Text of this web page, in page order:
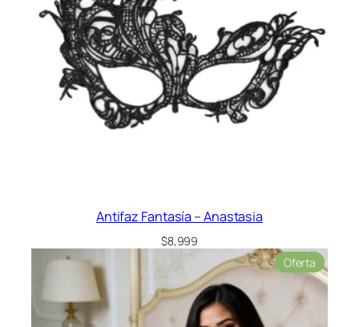
Antifaz Fantasía – Anastasia
$8,999
Oferta
en
oferta